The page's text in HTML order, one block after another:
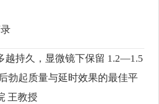
越持久，显微镜下保留 1.2—1.5
勃起质量与延时效果的最佳平
王教授